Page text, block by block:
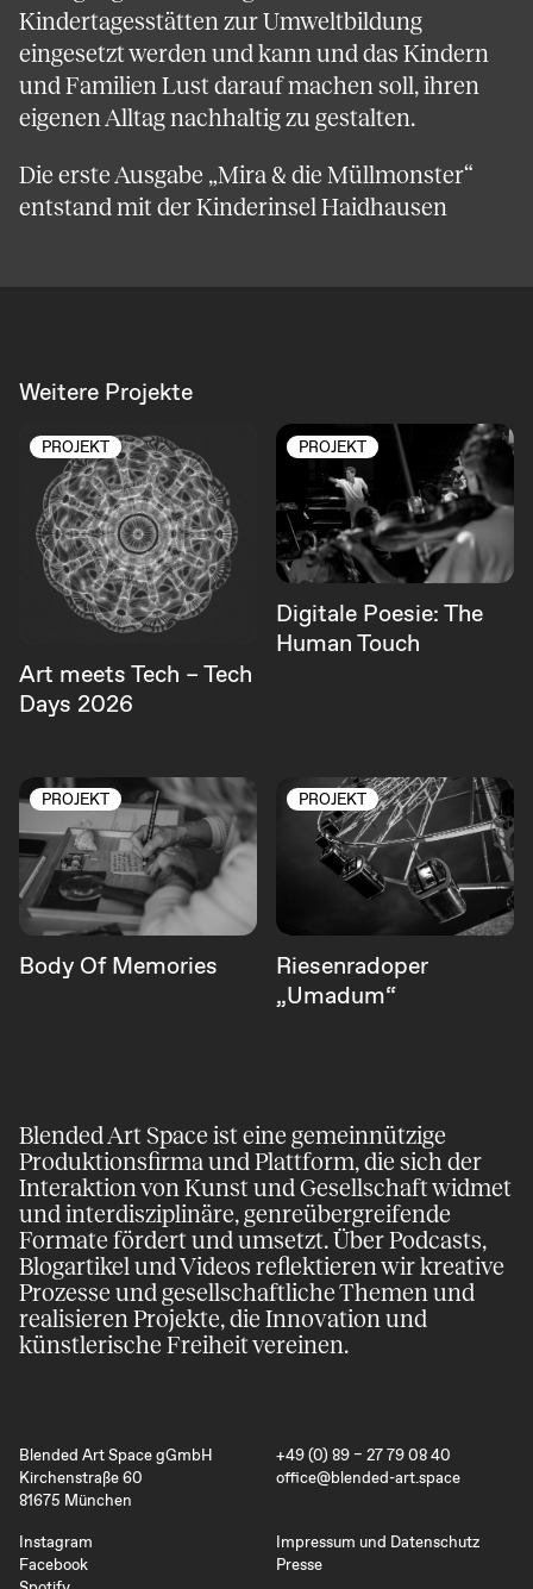
Kindertagesstätten zur Umweltbildung
eingesetzt werden und kann und das Kindern
und Familien Lust darauf machen soll, ihren
eigenen Alltag nachhaltig zu gestalten.
Die erste Ausgabe „Mira & die Müllmonster“
entstand mit der Kinderinsel Haidhausen
Weitere Projekte
PROJEKT
Art meets Tech – Tech
Days 2026
PROJEKT
Digitale Poesie: The
Human Touch
PROJEKT
Body Of Memories
PROJEKT
Riesenradoper
„Umadum“
Blended Art Space ist eine gemeinnützige
Produktions­firma und Plattform, die sich der
Inter­aktion von Kunst und Gesell­schaft widmet
und inter­disziplinäre, genre­übergreifende
Formate fördert und umsetzt. Über Podcasts,
Blog­artikel und Videos reflektieren wir kreative
Prozesse und gesell­schaftliche Themen und
realisieren Projekte, die Innovation und
künstlerische Freiheit vereinen.
Blended Art Space gGmbH
Kirchenstraße 60
81675 München
+49 (0) 89 – 27 79 08 40
office@blended-art.space
Instagram
Facebook
Impressum und Datenschutz
Presse